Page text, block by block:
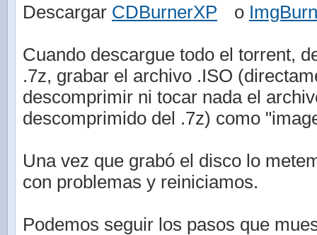
Descargar CDBurnerXP o ImgBurn
Cuando descargue todo el torrent,
.7z, grabar el archivo .ISO
descomprimir ni tocar nada el
descomprimido del .7z) como
Una vez que grabó el disco lo
con problemas y reiniciamos.
Podemos seguir los pasos que